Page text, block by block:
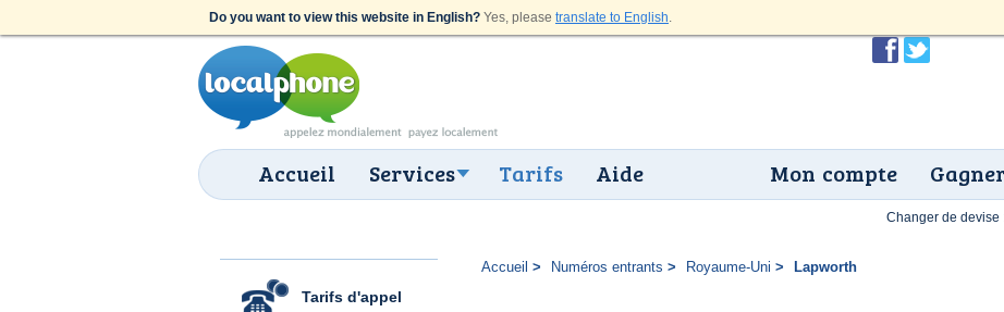
Do you want to view this website in English? Yes, please translate to English.
Accueil Services Tarifs Aide Mon compte
Tarifs d'appel
Accueil Numéros entrants Royaume-Uni Lapworth
Changer de devise